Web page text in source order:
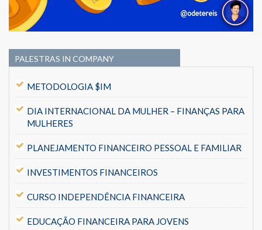
PALESTRAS IN COMPANY
METODOLOGIA $IM
DIA INTERNACIONAL DA MULHER – FINANÇAS PARA
MULHERES
PLANEJAMENTO FINANCEIRO PESSOAL E FAMILIAR
INVESTIMENTOS FINANCEIROS
CURSO INDEPENDÊNCIA FINANCEIRA
EDUCAÇÃO FINANCEIRA PARA JOVENS